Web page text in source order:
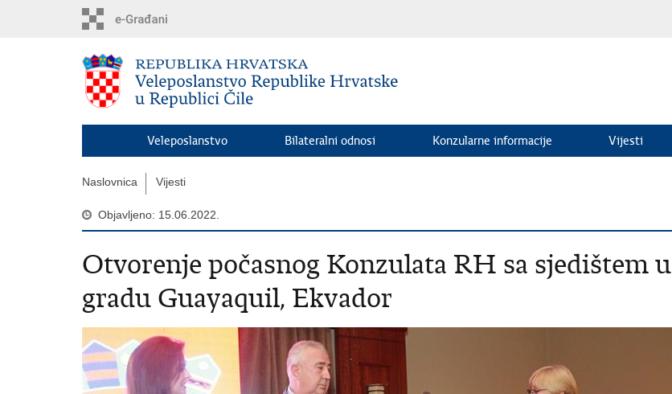
Veleposlanstvo Bilateralni odnosi Konzularne informacije Vijesti
Naslovnica Vijesti
Objavljeno: 15.06.2022.
Otvorenje počasnog Konzulata RH sa sjedištem u
gradu Guayaquil, Ekvador